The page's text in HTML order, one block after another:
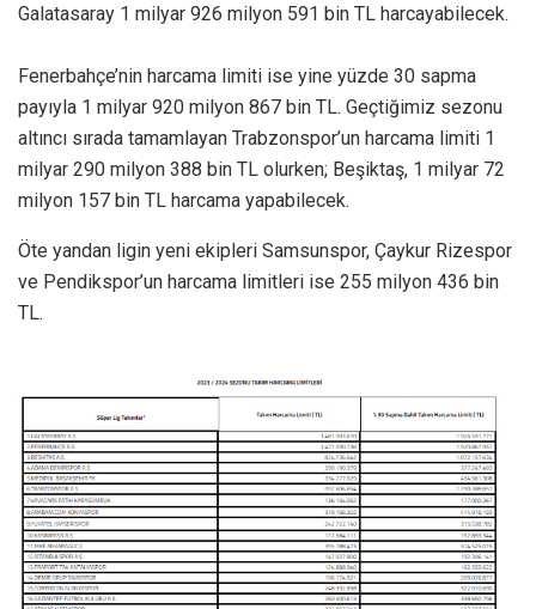
Galatasaray 1 milyar 926 milyon 591 bin TL harcayabilecek.
Fenerbahçe’nin harcama limiti ise yine yüzde 30 sapma
payıyla 1 milyar 920 milyon 867 bin TL. Geçtiğimiz sezonu
altıncı sırada tamamlayan Trabzonspor’un harcama limiti 1
milyar 290 milyon 388 bin TL olurken; Beşiktaş, 1 milyar 72
milyon 157 bin TL harcama yapabilecek.
Öte yandan ligin yeni ekipleri Samsunspor, Çaykur Rizespor
ve Pendikspor’un harcama limitleri ise 255 milyon 436 bin
TL.